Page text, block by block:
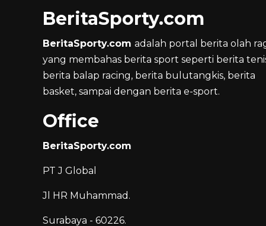
BeritaSporty.com
BeritaSporty.com adalah portal berita olah
yang membahas berita sport seperti berita
berita balap racing, berita bulutangkis, berita
basket, sampai dengan berita e-sport.
Office
BeritaSporty.com
PT J Global
Jl HR Muhammad.
Surabaya - 60226.